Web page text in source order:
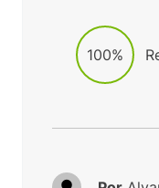
100%